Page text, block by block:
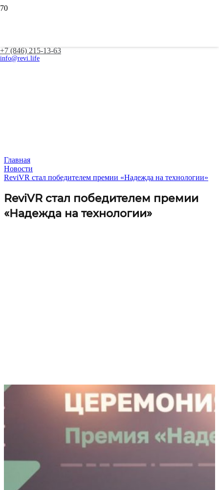
+7 (846) 215-13-63
info@revi.life
Главная
Новости
ReviVR стал победителем премии «Надежда на технологии»
ReviVR стал победителем премии
«Надежда на технологии»